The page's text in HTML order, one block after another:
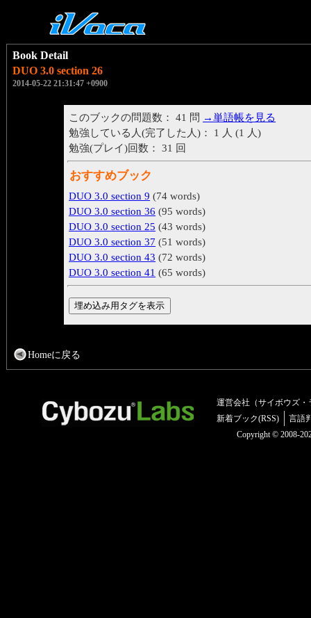
Book Detail
DUO 3.0 section 26
2014-05-22 21:31:47 +0900
このブックの問題数： 41 問 →単語帳を見る
勉強している人(完了した人)： 1 人 (1 人)
勉強(プレイ)回数： 31 回
おすすめブック
DUO 3.0 section 9 (74 words)
DUO 3.0 section 36 (95 words)
DUO 3.0 section 25 (43 words)
DUO 3.0 section 37 (51 words)
DUO 3.0 section 43 (72 words)
DUO 3.0 section 41 (65 words)
Homeに戻る
運営会社（サイボウズ・
新着ブック(RSS)
言語
Copyright © 2008-